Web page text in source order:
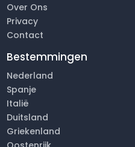
Over Ons
Privacy
Contact
Bestemmingen
Nederland
Spanje
Italië
Duitsland
Griekenland